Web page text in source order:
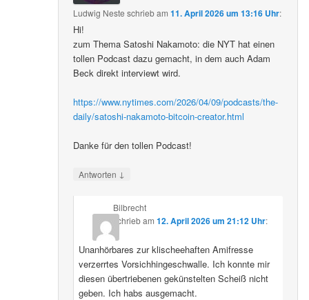
Ludwig Neste schriebam11. April 2026 um 13:16 Uhr:
Hi!
zum Thema Satoshi Nakamoto: die NYT hat einen
tollen Podcast dazu gemacht, in dem auch Adam
Beck direkt interviewt wird.
https://www.nytimes.com/2026/04/09/podcasts/the-
daily/satoshi-nakamoto-bitcoin-creator.html
Danke für den tollen Podcast!
Antworten ↓
Bilbrecht
schriebam 12. April 2026 um 21:12 Uhr:
Unanhörbares zur klischeehaften Amifresse
verzerrtes Vorsichhingeschwalle. Ich konnte mir
diesen übertriebenen gekünstelten Scheiß nicht
geben. Ich habs ausgemacht.